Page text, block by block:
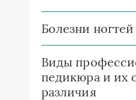
Болезни ногтей
Виды
педикюра и их
различия